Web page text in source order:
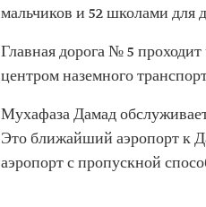
мальчиков и 52 школами для
Главная дорога № 5
центром наземного
Мухафаза Дамад
Это ближайший аэропорт к
аэропорт с пропускной